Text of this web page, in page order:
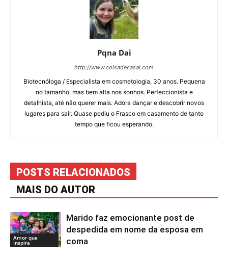
Pqna Dai
http://www.coisadecasal.com
Biotecnóloga / Especialista em cosmetologia, 30 anos. Pequena
no tamanho, mas bem alta nos sonhos. Perfeccionista e
detalhista, até não querer mais. Adora dançar e descobrir novos
lugares para sair. Quase pediu o Frasco em casamento de tanto
tempo que ficou esperando.
POSTS RELACIONADOS
MAIS DO AUTOR
Amor que
Inspira
Marido faz emocionante post de
despedida em nome da esposa em
coma